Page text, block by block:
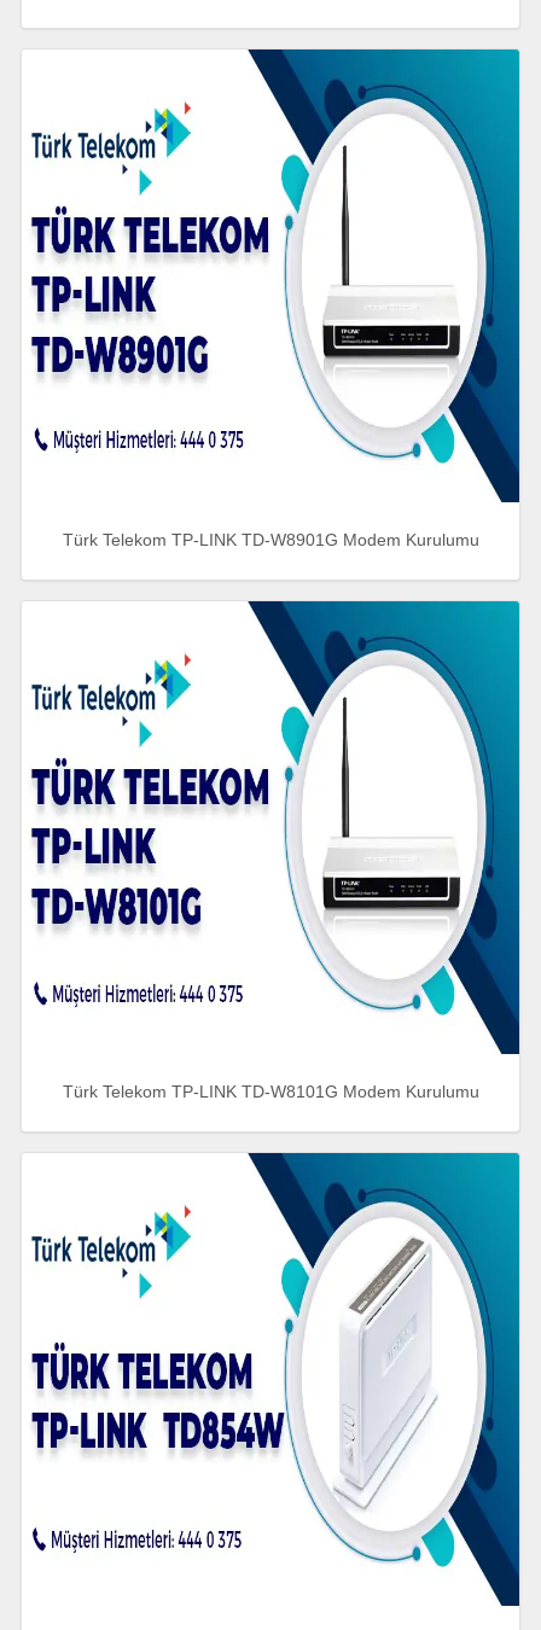
Türk Telekom TP-LINK TD-W8901G Modem Kurulumu
Türk Telekom TP-LINK TD-W8101G Modem Kurulumu